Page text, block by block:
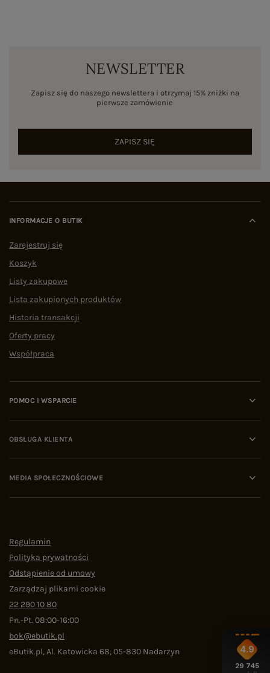
NEWSLETTER
Zapisz się do naszego newslettera i otrzymaj 15% zniżki na
pierwsze zamówienie
ZAPISZ SIĘ
INFORMACJE O BUTIK
Zarejestruj się
Koszyk
Listy zakupowe
Lista zakupionych produktów
Historia transakcji
Oferty pracy
Współpraca
POMOC I WSPARCIE
OBSŁUGA KLIENTA
MEDIA SPOŁECZNOŚCIOWE
Regulamin
Polityka prywatności
Odstąpienie od umowy
Zarządzaj plikami cookie
22 290 10 80
Pn.-Pt. 08:00-16:00
bok@ebutik.pl
eButik.pl,Al. Katowicka 68,05-830 Nadarzyn 4.9
29 745